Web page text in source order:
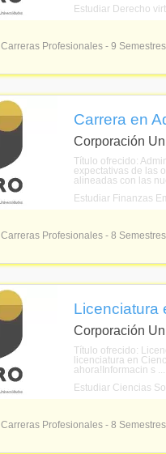
Estudiar Derecho
Carreras Profesionales - 9
Carrera en
Corporación
Título ofrecido:
expectativas de las
alineadas con las
Estudiar Finanzas
Carreras Profesionales - 8
Licenciatura
Corporación
Título ofrecido:
licenciatura en
ahora!Informacin s ...
Estudiar Ciencias
Carreras Profesionales - 8